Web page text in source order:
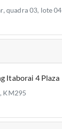
quadra 03, lote 04
Itaborai 4 Plaza
KM295